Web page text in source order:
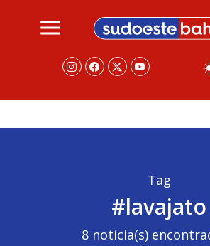
Tag
#lavajato
8 notícia(s)